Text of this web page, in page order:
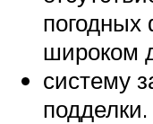
погодных
широком
систему
подделки.